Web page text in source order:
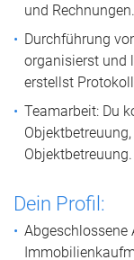
und Rechnungen.
Durchführung
organisierst und
erstellst
Teamarbeit: Du
Objektbetreuung.
Dein Profil:
Abgeschlossene